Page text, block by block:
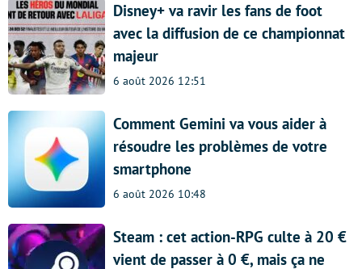
Disney+ va ravir les fans de foot
avec la diffusion de ce championnat
majeur
6 août 2026 12:51
Comment Gemini va vous aider à
résoudre les problèmes de votre
smartphone
6 août 2026 10:48
Steam : cet action-RPG culte à 20 €
vient de passer à 0 €, mais ça ne